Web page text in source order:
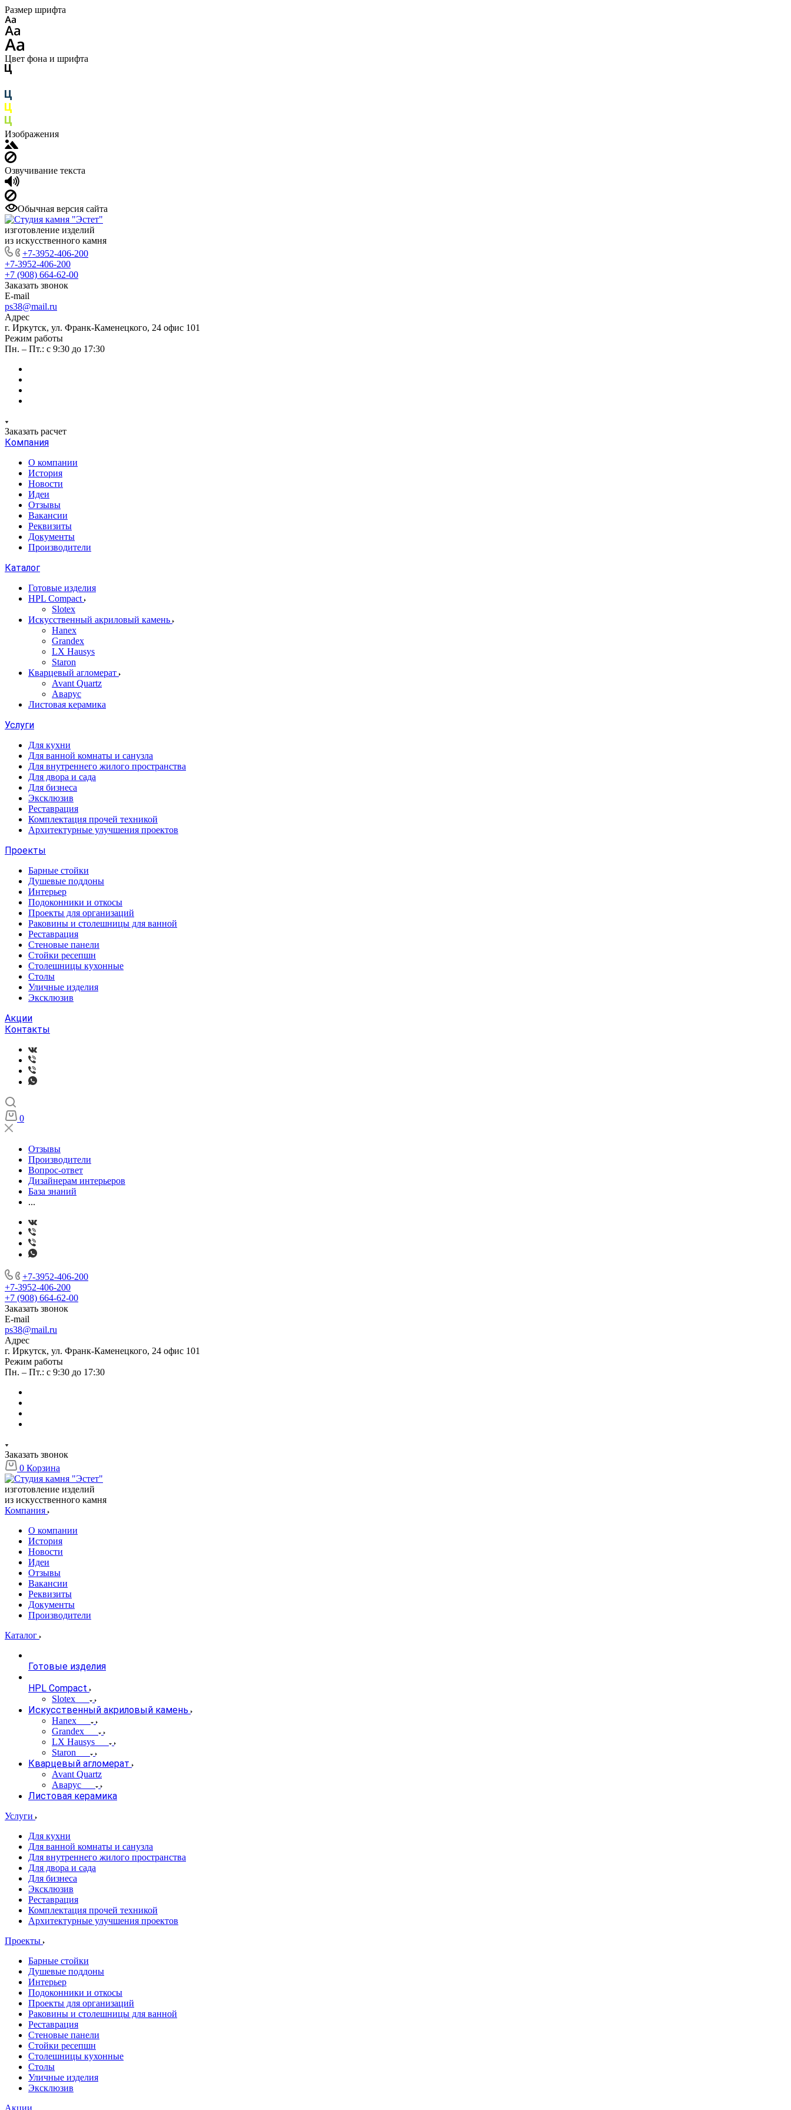
Размер шрифта
Цвет фона и шрифта
Изображения
Озвучивание текста
Обычная версия сайта
изготовление изделий
из искусственного камня
+7-3952-406-200
+7-3952-406-200
+7 (908) 664-62-00
Заказать звонок
E-mail
ps38@mail.ru
Адрес
г. Иркутск, ул. Франк-Каменецкого, 24 офис 101
Режим работы
Пн. – Пт.: с 9:30 до 17:30
Заказать расчет
Компания
О компании
История
Новости
Идеи
Отзывы
Вакансии
Реквизиты
Документы
Производители
Каталог
Готовые изделия
HPL Compact
Slotex
Искусственный акриловый камень
Hanex
Grandex
LX Hausys
Staron
Кварцевый агломерат
Avant Quartz
Аварус
Листовая керамика
Услуги
Для кухни
Для ванной комнаты и санузла
Для внутреннего жилого пространства
Для двора и сада
Для бизнеса
Эксклюзив
Реставрация
Комплектация прочей техникой
Архитектурные улучшения проектов
Проекты
Барные стойки
Душевые поддоны
Интерьер
Подоконники и откосы
Проекты для организаций
Раковины и столешницы для ванной
Реставрация
Стеновые панели
Стойки ресепшн
Столешницы кухонные
Столы
Уличные изделия
Эксклюзив
Акции
Контакты
0
Отзывы
Производители
Вопрос-ответ
Дизайнерам интерьеров
База знаний
...
+7-3952-406-200
+7-3952-406-200
+7 (908) 664-62-00
Заказать звонок
E-mail
ps38@mail.ru
Адрес
г. Иркутск, ул. Франк-Каменецкого, 24 офис 101
Режим работы
Пн. – Пт.: с 9:30 до 17:30
Заказать звонок
0 Корзина
изготовление изделий
из искусственного камня
Компания
О компании
История
Новости
Идеи
Отзывы
Вакансии
Реквизиты
Документы
Производители
Каталог
Готовые изделия
HPL Compact
Slotex
Искусственный акриловый камень
Hanex
Grandex
LX Hausys
Staron
Кварцевый агломерат
Avant Quartz
Аварус
Листовая керамика
Услуги
Для кухни
Для ванной комнаты и санузла
Для внутреннего жилого пространства
Для двора и сада
Для бизнеса
Эксклюзив
Реставрация
Комплектация прочей техникой
Архитектурные улучшения проектов
Проекты
Барные стойки
Душевые поддоны
Интерьер
Подоконники и откосы
Проекты для организаций
Раковины и столешницы для ванной
Реставрация
Стеновые панели
Стойки ресепшн
Столешницы кухонные
Столы
Уличные изделия
Эксклюзив
Акции